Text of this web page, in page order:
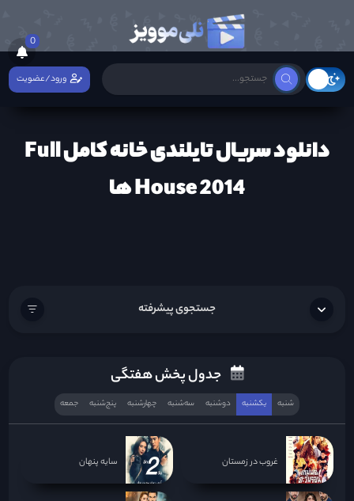
0
ورود/عضویت
دانلود سریال تایلندی خانه کامل Full
House 2014 ها
جستجوی پیشرفته
جدول پخش هفتگی
شنبه یکشنبه دوشنبه سه‌‌شنبه چهارشنبه پنج‌شنبه جمعه
غروب در زمستان سایه پنهان